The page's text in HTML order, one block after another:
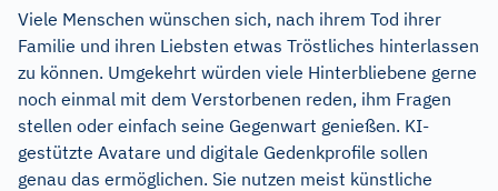
Viele Menschen wünschen sich, nach ihrem Tod ihrer
Familie und ihren Liebsten etwas Tröstliches hinterlassen
zu können. Umgekehrt würden viele Hinterbliebene gerne
noch einmal mit dem Verstorbenen reden, ihm Fragen
stellen oder einfach seine Gegenwart genießen. KI-
gestützte Avatare und digitale Gedenkprofile sollen
genau das ermöglichen. Sie nutzen meist künstliche